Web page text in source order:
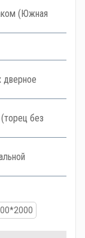
(Южная
дверное
без